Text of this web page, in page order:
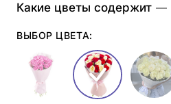
Какие цветы содержит —
ВЫБОР ЦВЕТА: